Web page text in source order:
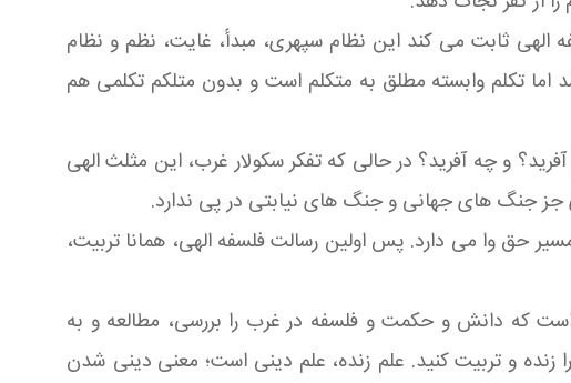
الهی ثابت می کند این نظام سپهری، مبدأ، غایت، نظم و نظام
اما تکلم وابسته مطلق به متکلم است و بدون متلکم تکلمی هم
و چه آفرید؟ در حالی که تفکر سکولار غرب، این مثلث الهی
جز جنگ های جهانی و جنگ های نیابتی در پی ندارد.
حق وا می دارد. پس اولین رسالت فلسفه الهی، همانا تربیت،
است که دانش و حکمت و فلسفه در غرب را بررسی، مطالعه و به
زنده و تربیت کنید. علم زنده، علم دینی است؛ معنی دینی شدن